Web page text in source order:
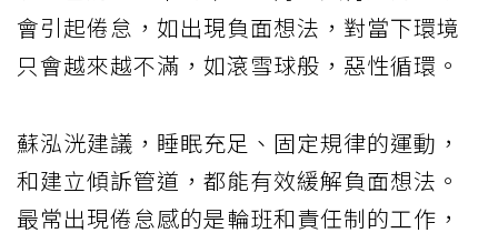
會引起倦怠，如出現負面想法，對當下環境
只會越來越不滿，如滾雪球般，惡性循環。
蘇泓洸建議，睡眠充足、固定規律的運動，
和建立傾訴管道，都能有效緩解負面想法。
最常出現倦怠感的是輪班和責任制的工作，